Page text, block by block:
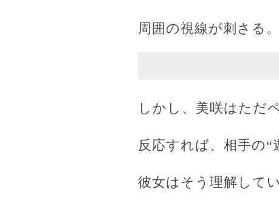
周囲の視線が刺さる。
しかし、美咲はただ
反応すれば、相手の“
彼女はそう理解してい